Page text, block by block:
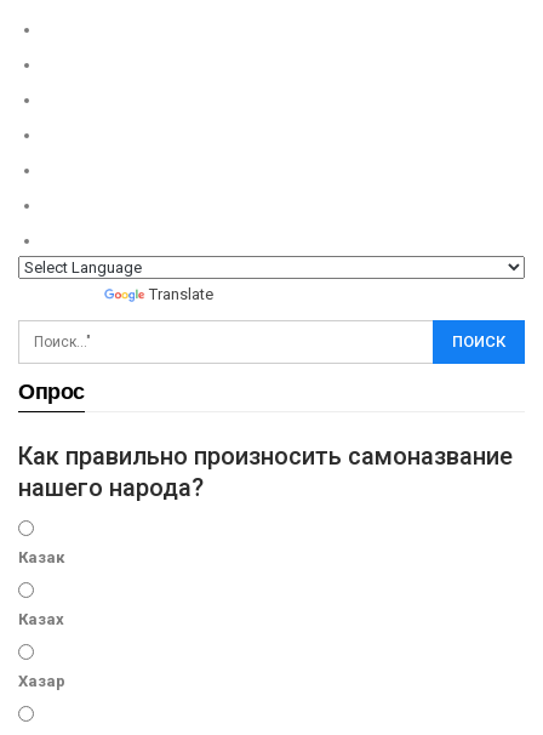
Translate
Опрос
Как правильно произносить самоназвание
нашего народа?
Казак
Казах
Хазар